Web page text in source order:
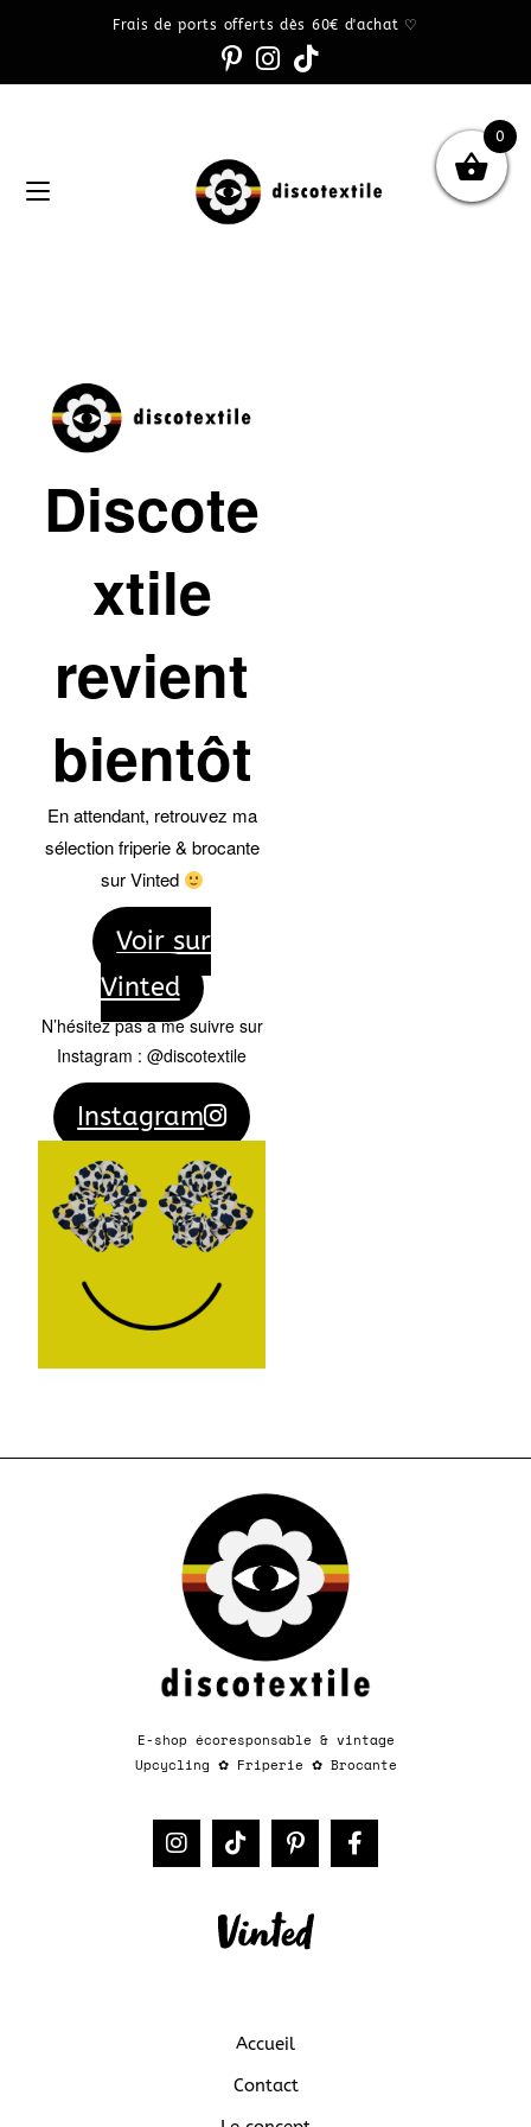
Frais de ports offerts dès 60€ d'achat ♡
Discote
xtile
revient
bientôt
En attendant, retrouvez ma
sélection friperie & brocante
sur Vinted
Voir sur
Vinted
N’hésitez pas à me suivre sur
Instagram : @discotextile
Instagram
E-shop écoresponsable & vintage
Upcycling ✿Friperie ✿Brocante​​
Accueil
Contact
0